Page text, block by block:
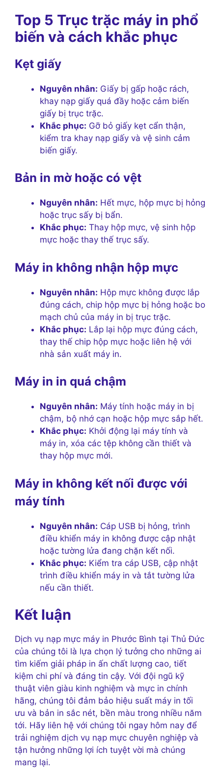
Top 5 Trục trặc máy in phổ
biến và cách khắc phục
Kẹt giấy
Nguyên nhân: Giấy bị gấp hoặc rách,
khay nạp giấy quá đầy hoặc cảm biến
giấy bị trục trặc.
Khắc phục: Gỡ bỏ giấy kẹt cẩn thận,
kiểm tra khay nạp giấy và vệ sinh cảm
biến giấy.
Bản in mờ hoặc có vệt
Nguyên nhân: Hết mực, hộp mực bị hỏng
hoặc trục sấy bị bẩn.
Khắc phục: Thay hộp mực, vệ sinh hộp
mực hoặc thay thế trục sấy.
Máy in không nhận hộp mực
Nguyên nhân: Hộp mực không được lắp
đúng cách, chip hộp mực bị hỏng hoặc bo
mạch chủ của máy in bị trục trặc.
Khắc phục: Lắp lại hộp mực đúng cách,
thay thế chip hộp mực hoặc liên hệ với
nhà sản xuất máy in.
Máy in in quá chậm
Nguyên nhân: Máy tính hoặc máy in bị
chậm, bộ nhớ cạn hoặc hộp mực sắp hết.
Khắc phục: Khởi động lại máy tính và
máy in, xóa các tệp không cần thiết và
thay hộp mực mới.
Máy in không kết nối được với
máy tính
Nguyên nhân: Cáp USB bị hỏng, trình
điều khiển máy in không được cập nhật
hoặc tường lửa đang chặn kết nối.
Khắc phục: Kiểm tra cáp USB, cập nhật
trình điều khiển máy in và tắt tường lửa
nếu cần thiết.
Kết luận
Dịch vụ nạp mực máy in Phước Bình tại Thủ Đức
của chúng tôi là lựa chọn lý tưởng cho những ai
tìm kiếm giải pháp in ấn chất lượng cao, tiết
kiệm chi phí và đáng tin cậy. Với đội ngũ kỹ
thuật viên giàu kinh nghiệm và mực in chính
hãng, chúng tôi đảm bảo hiệu suất máy in tối
ưu và bản in sắc nét, bền màu trong nhiều năm
tới. Hãy liên hệ với chúng tôi ngay hôm nay để
trải nghiệm dịch vụ nạp mực chuyên nghiệp và
tận hưởng những lợi ích tuyệt vời mà chúng
mang lại.